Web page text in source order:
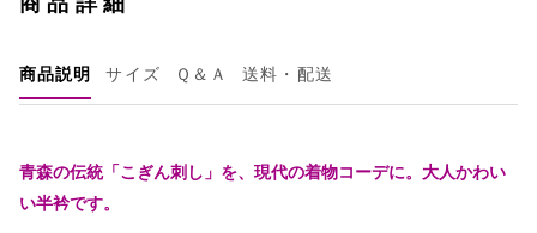
商品説明 サイズ Ｑ＆Ａ 送料・配送
青森の伝統「こぎん刺し」を、現代の着物コーデに。大人かわい
い半衿です。